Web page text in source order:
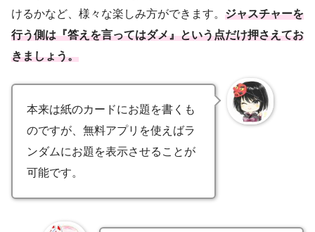
けるかなど、様々な楽しみ方ができます。 ジャスチャーを
行う側は『答えを言ってはダメ』という点だけ押さえてお
きましょう。
本来は紙のカードにお題を書くも
のですが、無料アプリを使えばラ
ンダムにお題を表示させることが
可能です。